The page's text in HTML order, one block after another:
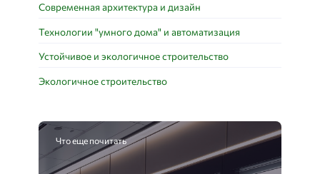
Современная архитектура и дизайн
Технологии "умного дома" и автоматизация
Устойчивое и экологичное строительство
Экологичное строительство
Что еще почитать